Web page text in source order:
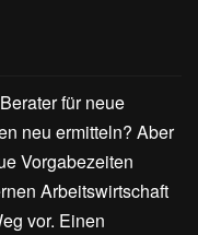
für neue
neu ermitteln? Aber
Vorgabezeiten
Arbeitswirtschaft
vor. Einen